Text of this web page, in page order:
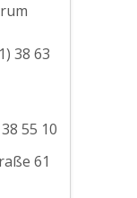
38 63
55 10
61